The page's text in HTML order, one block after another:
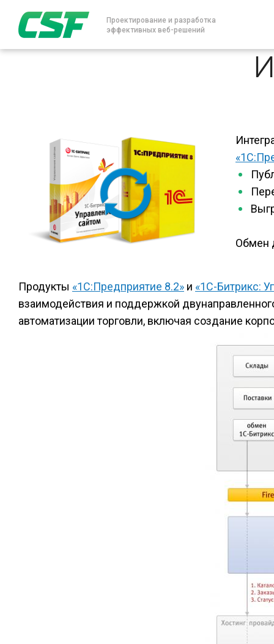
Проектирование и разработка
эффективных веб-решений
Обмен
Продукты «1С:Предприятие 8.2» и «1С-Битрикс:
взаимодействия и поддержкой
автоматизации торговли, включая создание